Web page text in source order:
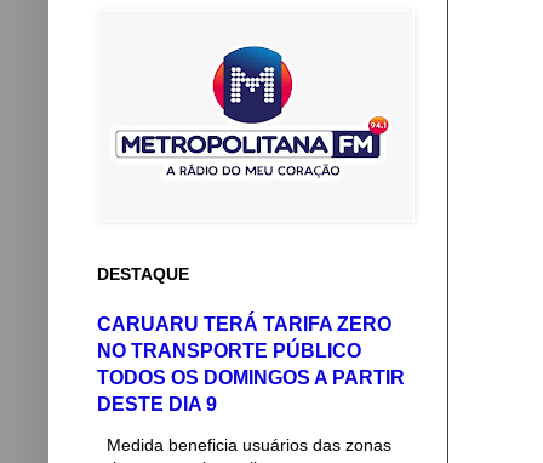
DESTAQUE
CARUARU TERÁ TARIFA ZERO
NO TRANSPORTE PÚBLICO
TODOS OS DOMINGOS A PARTIR
DESTE DIA 9
Medida beneficia usuários das zonas